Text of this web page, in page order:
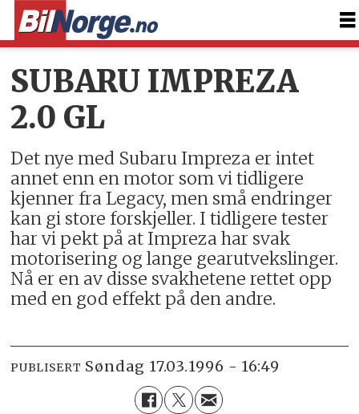
SUBARU IMPREZA
2.0 GL
Det nye med Subaru Impreza er intet
annet enn en motor som vi tidligere
kjenner fra Legacy, men små endringer
kan gi store forskjeller. I tidligere tester
har vi pekt på at Impreza har svak
motorisering og lange gearutvekslinger.
Nå er en av disse svakhetene rettet opp
med en god effekt på den andre.
PUBLISERT søndag 17.03.1996 - 16:49